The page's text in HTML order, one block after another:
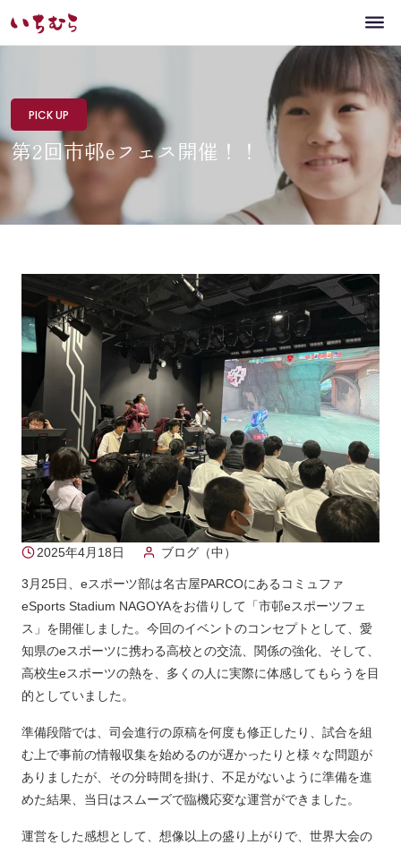
PICK UP
第2回市邨eフェス開催！！
2025年4月18日 ブログ（中）
3月25日、eスポーツ部は名古屋PARCOにあるコミュファ
eSports Stadium NAGOYAをお借りして「市邨eスポーツフェ
ス」を開催しました。今回のイベントのコンセプトとして、愛
知県のeスポーツに携わる高校との交流、関係の強化、そして、
高校生eスポーツの熱を、多くの人に実際に体感してもらうを目
的としていました。
準備段階では、司会進行の原稿を何度も修正したり、試合を組
む上で事前の情報収集を始めるのが遅かったりと様々な問題が
ありましたが、その分時間を掛け、不足がないように準備を進
めた結果、当日はスムーズで臨機応変な運営ができました。
運営をした感想として、想像以上の盛り上がりで、世界大会の